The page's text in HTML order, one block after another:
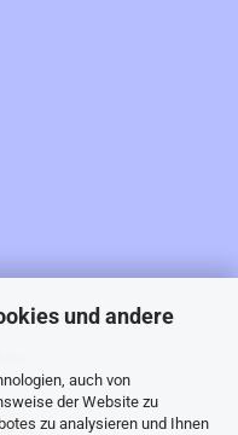
und andere
auch von
der Website zu
zu analysieren und Ihnen